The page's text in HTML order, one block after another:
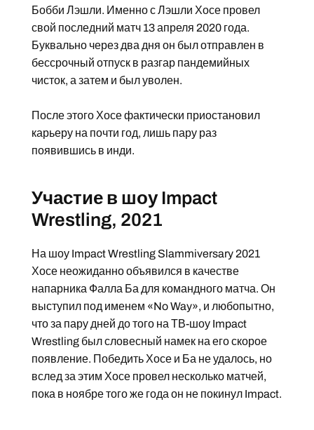
Бобби Лэшли. Именно с Лэшли Хосе провел
свой последний матч 13 апреля 2020 года.
Буквально через два дня он был отправлен в
бессрочный отпуск в разгар пандемийных
чисток, а затем и был уволен.
После этого Хосе фактически приостановил
карьеру на почти год, лишь пару раз
появившись в инди.
Участие в шоу Impact
Wrestling, 2021
На шоу Impact Wrestling Slammiversary 2021
Хосе неожиданно объявился в качестве
напарника Фалла Ба для командного матча. Он
выступил под именем «No Way», и любопытно,
что за пару дней до того на ТВ-шоу Impact
Wrestling был словесный намек на его скорое
появление. Победить Хосе и Ба не удалось, но
вслед за этим Хосе провел несколько матчей,
пока в ноябре того же года он не покинул Impact.